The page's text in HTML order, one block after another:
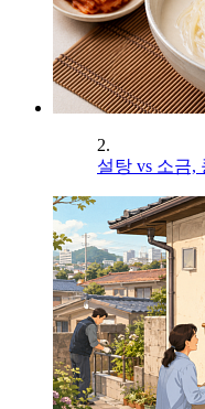
2.
설탕 vs 소금,